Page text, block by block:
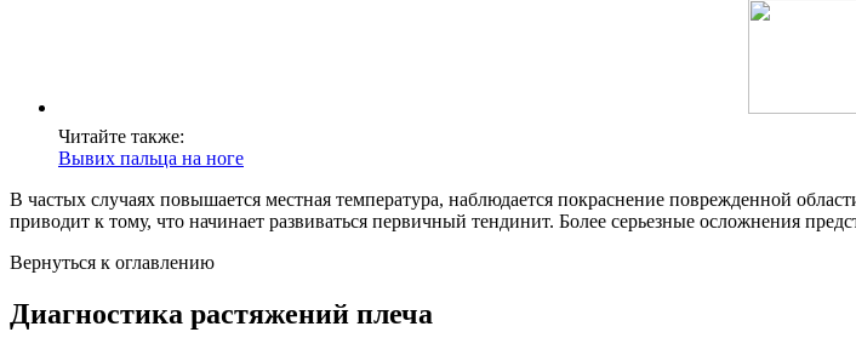
Читайте также:
Вывих пальца на ноге
В частых случаях повышается местная температура, наблюдается покраснение поврежденной
приводит к тому, что начинает развиваться первичный тендинит. Более серьезные осложнения
Вернуться к оглавлению
Диагностика растяжений плеча